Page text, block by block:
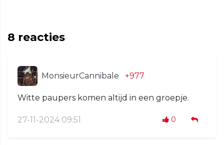
8 reacties
MonsieurCannibale +977
Witte paupers komen altijd in een groepje.
27-11-2024 09:51 0